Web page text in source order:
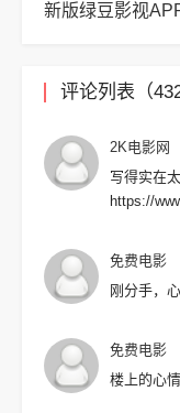
新版绿豆影视
评论列表（432
2K电影网
写得实在
https://
免费电影
刚分手，
免费电影
楼上的心